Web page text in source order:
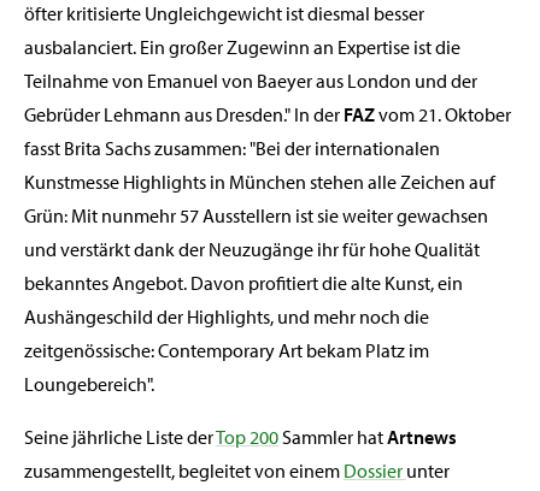
öfter kritisierte Ungleichgewicht ist diesmal besser
ausbalanciert. Ein großer Zugewinn an Expertise ist die
Teilnahme von Emanuel von Baeyer aus London und der
Gebrüder Lehmann aus Dresden." In der FAZvom 21. Oktober
fasst Brita Sachs zusammen: "Bei der internationalen
Kunstmesse Highlights in München stehen alle Zeichen auf
Grün: Mit nunmehr 57 Ausstellern ist sie weiter gewachsen
und verstärkt dank der Neuzugänge ihr für hohe Qualität
bekanntes Angebot. Davon profitiert die alte Kunst, ein
Aushängeschild der Highlights, und mehr noch die
zeitgenössische: Contemporary Art bekam Platz im
Loungebereich".
Seine jährliche Liste derTop 200Sammler hatArtnews
zusammengestellt, begleitet von einem Dossier unter